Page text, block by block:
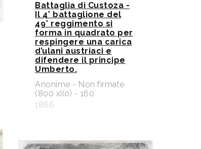
Battaglia di Custoza -
Il 4° battaglione del
49° reggimento si
forma in quadrato per
respingere una carica
d’ulani austriaci e
difendere il principe
Umberto.
Anonime - Non firmate
(800 xilo) - 160
1866